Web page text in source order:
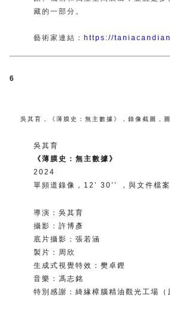
藏的一部分。
藝術家連結： https://
6
吳其育 《薄膜史：無主數據》 錄像截圖
吳其育
《薄膜史：無主數據》
2024
單頻道錄像，12’ 30’’ ，與文件檔案
導演：吳其育
攝影：許博彥
底片攝影：張若涵
製片：周欣
生成式視覺特效：樊卓鏗
音樂：馮志銘
特別感謝：綺緣樟腦精油觀光工場（